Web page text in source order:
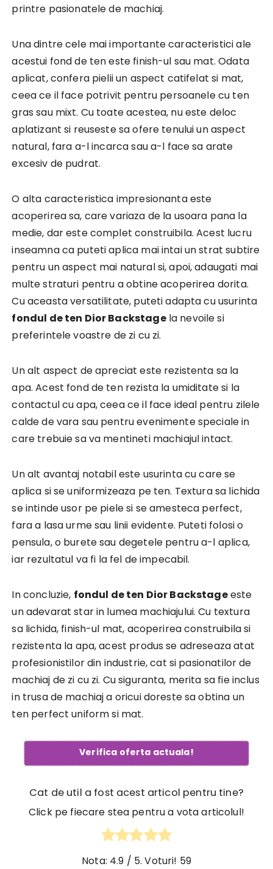
printre pasionatele de machiaj.
Una dintre cele mai importante caracteristici ale
acestui fond de ten este finish-ul sau mat. Odata
aplicat, confera pielii un aspect catifelat si mat,
ceea ce il face potrivit pentru persoanele cu ten
gras sau mixt. Cu toate acestea, nu este deloc
aplatizant si reuseste sa ofere tenului un aspect
natural, fara a-l incarca sau a-l face sa arate
excesiv de pudrat.
O alta caracteristica impresionanta este
acoperirea sa, care variaza de la usoara pana la
medie, dar este complet construibila. Acest lucru
inseamna ca puteti aplica mai intai un strat subtire
pentru un aspect mai natural si, apoi, adaugati mai
multe straturi pentru a obtine acoperirea dorita.
Cu aceasta versatilitate, puteti adapta cu usurinta
fondul de ten Dior Backstagela nevoile si
preferintele voastre de zi cu zi.
Un alt aspect de apreciat este rezistenta sa la
apa. Acest fond de ten rezista la umiditate si la
contactul cu apa, ceea ce il face ideal pentru zilele
calde de vara sau pentru evenimente speciale in
care trebuie sa va mentineti machiajul intact.
Un alt avantaj notabil este usurinta cu care se
aplica si se uniformizeaza pe ten. Textura sa lichida
se intinde usor pe piele si se amesteca perfect,
fara a lasa urme sau linii evidente. Puteti folosi o
pensula, o burete sau degetele pentru a-l aplica,
iar rezultatul va fi la fel de impecabil.
In concluzie, fondul de ten Dior Backstageeste
un adevarat star in lumea machiajului. Cu textura
sa lichida, finish-ul mat, acoperirea construibila si
rezistenta la apa, acest produs se adreseaza atat
profesionistilor din industrie, cat si pasionatilor de
machiaj de zi cu zi. Cu siguranta, merita sa fie inclus
in trusa de machiaj a oricui doreste sa obtina un
ten perfect uniform si mat.
Verifica oferta actuala!
Cat de util a fost acest articol pentru tine?
Click pe fiecare stea pentru a vota articolul!
Nota: 4.9 / 5. Voturi! 59